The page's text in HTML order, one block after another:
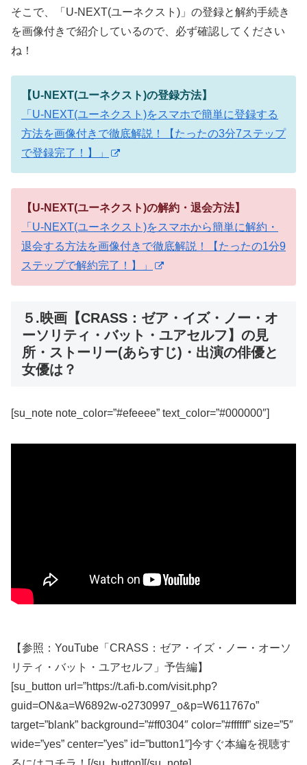
そこで、「U-NEXT(ユーネクスト)」の登録と解約手続き
を画像付きで紹介しているので、必ず確認してください
ね！
【U-NEXT(ユーネクスト)の登録方法】
「U-NEXT(ユーネクスト)をスマホで簡単に登録する
方法を画像付きで徹底解説！【たったの3分7ステップ
で登録完了！】」
【U-NEXT(ユーネクスト)の解約・退会方法】
「U-NEXT(ユーネクスト)をスマホから簡単に解約・
退会する方法を画像付きで徹底解説！【たったの1分9
ステップで解約完了！】」
５.映画【CRASS：ゼア・イズ・ノー・オ
ーソリティ・バット・ユアセルフ】の見
所・ストーリー(あらすじ)・出演の俳優と
女優は？
[su_note note_color=”#efeeee” text_color=”#000000″]
【参照：YouTube「CRASS：ゼア・イズ・ノー・オーソ
リティ・バット・ユアセルフ」予告編】
[su_button url=”https://t.afi-b.com/visit.php?
guid=ON&a=W6892w-o2730997_o&p=W611767o”
target=”blank” background=”#ff0304″ color=”#ffffff” size=”5″
wide=”yes” center=”yes” id=”button1″]今すぐ本編を視聴す